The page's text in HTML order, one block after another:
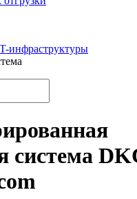
инфраструктуры
система